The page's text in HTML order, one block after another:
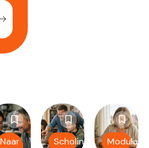
Naar
Scholing Modulair